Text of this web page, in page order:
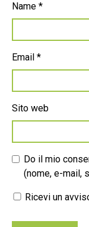
Name *
Email *
Sito web
Do il mio
(nome, e-mail,
Ricevi un